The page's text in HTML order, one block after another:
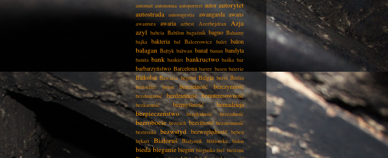
automat autonomia autoportret autor autorytet
autostrada autosugestia awangarda awans
awantura awaria azbest Azerbejdżan
Azja
azyl babcia Babilon bagażnik bagno Bahamy
bajka bakteria bal Balcerowicz balet balon
bałagan Bałtyk bałwan banał banan bandyta
banita bank bankiet bankructwo bańka bar
barbarzyństwo Barcelona barter basen baterie
Batkobal Bawaria bejsbol Belgia beret Berlin
bestseller
beton bezczelność bezczynność
bezduszność bezdzietność bezinteresowność
bezkarność bezmyślność beznadzieja
bezpieczeństwo bezpłodność bezradność
bezrobocie bezruch bezsilność bezstronność
beztroska bezwstyd bezwzględność bęben
bękart
Białoruś Białystok biblioteka bidon
bieda bieganie biegun biegunka biel bielizna